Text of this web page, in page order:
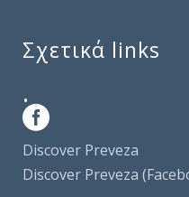
Σχετικά links
.
Discover Preveza
Discover Preveza